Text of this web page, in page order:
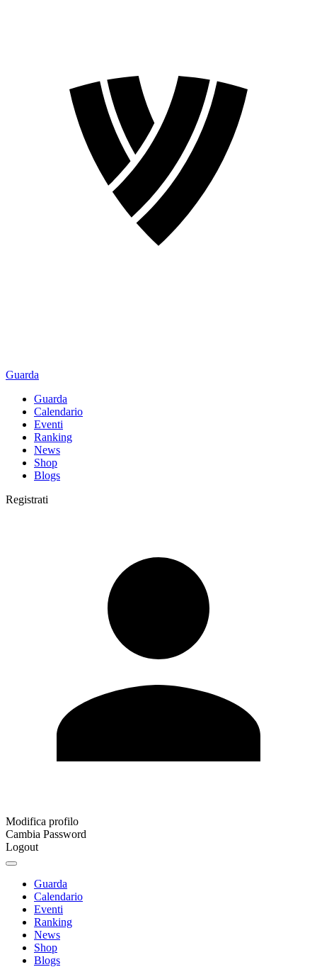
Guarda
Guarda
Calendario
Eventi
Ranking
News
Shop
Blogs
Registrati
Modifica profilo
Cambia Password
Logout
Guarda
Calendario
Eventi
Ranking
News
Shop
Blogs